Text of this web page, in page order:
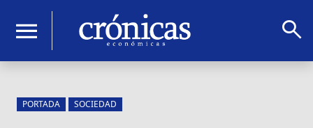
menu search
PORTADA SOCIEDAD